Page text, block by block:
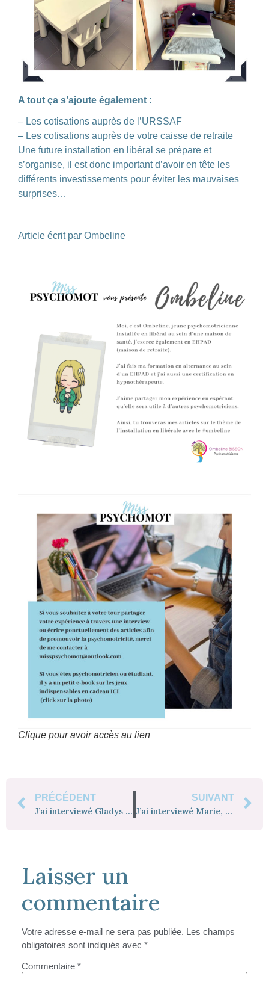
A tout ça s’ajoute également :
– Les cotisations auprès de l’URSSAF
– Les cotisations auprès de votre caisse de retraite
Une future installation en l ibéral se prépare et
s’organise, il est donc important d’avoir en tête les
différents investissements pour éviter les mauvaises
surprises…
Article écrit par Ombeline
Clique pour avoir accès au lien
PRÉCÉDENT
J’ai interviewé Gladys Debieux, psychomotricienne, formatrice et auteure
SUIVANT
J’ai interviewé Marie, ergothérapeute alias @ergomums
Laisser un
commentaire
Votre adresse e-mail ne sera pas publiée. Les champs
obligatoires sont indiqués avec *
Commentaire *